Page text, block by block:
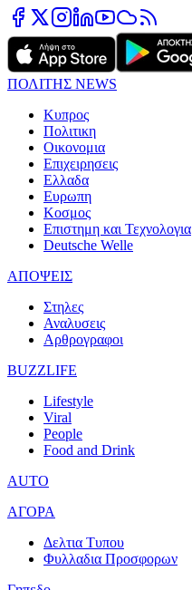
ΠΟΛΙΤΗΣ NEWS
Κυπρος
Πολιτικη
Οικονομια
Επιχειρησεις
Ελλαδα
Ευρωπη
Κοσμος
Επιστημη και Τεχνολογια
Deutsche Welle
ΑΠΟΨΕΙΣ
Στηλες
Αναλυσεις
Αρθρογραφοι
BUZZLIFE
Lifestyle
Viral
People
Food and Drink
AUTO
ΑΓΟΡΑ
Δελτια Τυπου
Φυλλαδια Προσφορων